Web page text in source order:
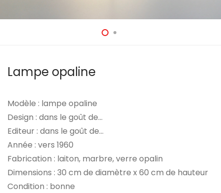
Lampe opaline
Modèle : lampe opaline
Design : dans le goût de…
Editeur : dans le goût de…
Année : vers 1960
Fabrication : laiton, marbre, verre opalin
Dimensions : 30 cm de diamètre x 60 cm de hauteur
Condition : bonne